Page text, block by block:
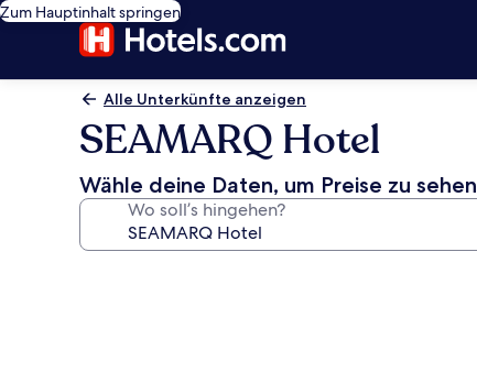
Zum Hauptinhalt springen
Alle Unterkünfte anzeigen
SEAMARQ Hotel
Wähle deine Daten, um Preise zu sehen
Wo soll’s hingehen?